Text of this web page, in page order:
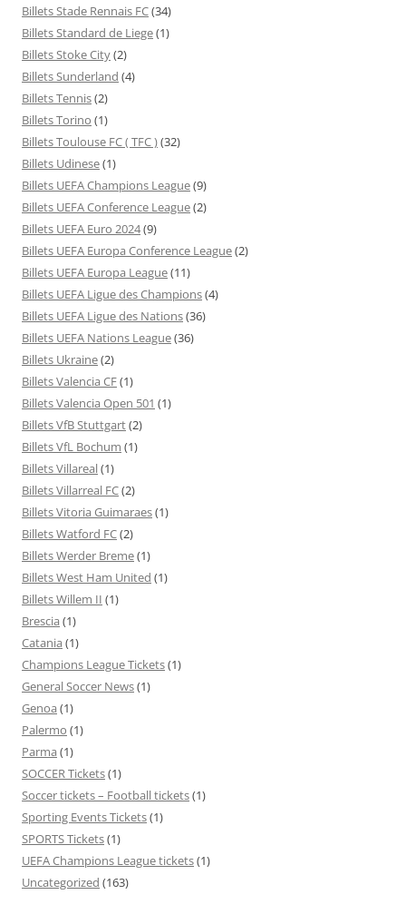
Billets Stade Rennais FC(34)
Billets Standard de Liege(1)
Billets Stoke City(2)
Billets Sunderland (4)
Billets Tennis(2)
Billets Torino (1)
Billets Toulouse FC ( TFC )(32)
Billets Udinese(1)
Billets UEFA Champions League(9)
Billets UEFA Conference League(2)
Billets UEFA Euro 2024(9)
Billets UEFA Europa Conference League(2)
Billets UEFA Europa League(11)
Billets UEFA Ligue des Champions(4)
Billets UEFA Ligue des Nations(36)
Billets UEFA Nations League(36)
Billets Ukraine(2)
Billets Valencia CF(1)
Billets Valencia Open 501 (1)
Billets VfB Stuttgart(2)
Billets VfL Bochum (1)
Billets Villareal(1)
Billets Villarreal FC(2)
Billets Vitoria Guimaraes(1)
Billets Watford FC(2)
Billets Werder Breme(1)
Billets West Ham United (1)
Billets Willem II (1)
Brescia (1)
Catania (1)
Champions League Tickets(1)
General Soccer News(1)
Genoa (1)
Palermo (1)
Parma (1)
SOCCER Tickets(1)
Soccer tickets – Football tickets(1)
Sporting Events Tickets(1)
SPORTS Tickets(1)
UEFA Champions League tickets(1)
Uncategorized (163)